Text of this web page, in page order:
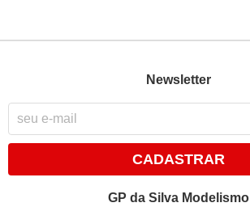
Newsletter
CADASTRAR
GP da Silva Modelismo